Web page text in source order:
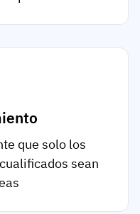
que solo los
sean